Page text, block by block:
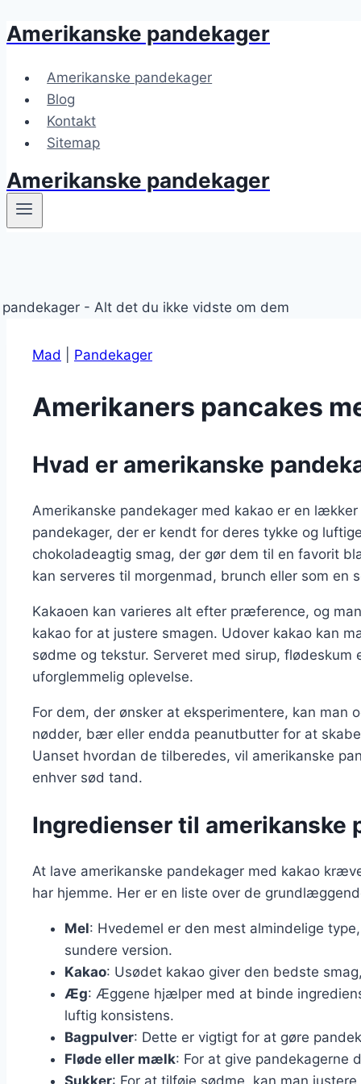
Fortsæt
indhold
Amerikanske pandekager
Amerikanske pandekager
Blog
Kontakt
Sitemap
Amerikanske pandekager
Mad Pandekager
Amerikaners pancakes
Hvad er amerikanske
Amerikanske pandekager med kakao er en
pandekager, der er kendt for deres tykke og
chokoladeagtig smag, der gør dem til en favorit
kan serveres til morgenmad, brunch eller som en
Kakaoen kan varieres alt efter præference, og
kakao for at justere smagen. Udover kakao kan
sødme og tekstur. Serveret med sirup,
uforglemmelig oplevelse.
For dem, der ønsker at eksperimentere, kan man
nødder, bær eller endda peanutbutter for at
Uanset hvordan de tilberedes, vil amerikanske
enhver sød tand.
Ingredienser til amerikanske
At lave amerikanske pandekager med kakao
har hjemme. Her er en liste over de
Mel: Hvedemel er den mest almindelige
sundere version.
Kakao: Usødet kakao giver den bedste
Æg: Æggene hjælper med at binde
luftig konsistens.
Bagpulver: Dette er vigtigt for at gøre
Fløde eller mælk: For at give pandekagerne
Sukker: For at tilføje sødme, kan man